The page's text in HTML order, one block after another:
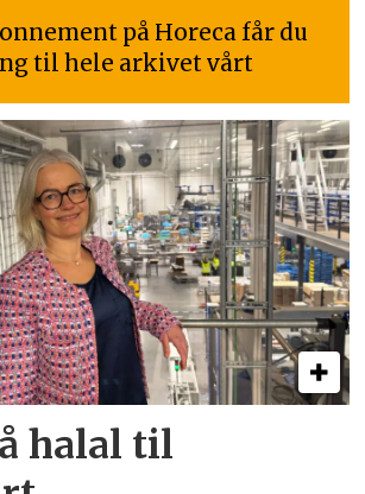
på Horeca får du
til hele arkivet vårt
halal til